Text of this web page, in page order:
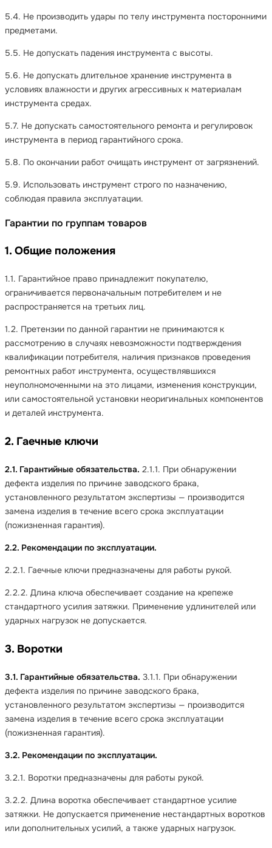
5.4. Не производить удары по телу инструмента посторонними
предметами.
5.5. Не допускать падения инструмента с высоты.
5.6. Не допускать длительное хранение инструмента в
условиях влажности и других агрессивных к материалам
инструмента средах.
5.7. Не допускать самостоятельного ремонта и регулировок
инструмента в период гарантийного срока.
5.8. По окончании работ очищать инструмент от загрязнений.
5.9. Использовать инструмент строго по назначению,
соблюдая правила эксплуатации.
Гарантии по группам товаров
1. Общие положения
1.1. Гарантийное право принадлежит покупателю,
ограничивается первоначальным потребителем и не
распространяется на третьих лиц.
1.2. Претензии по данной гарантии не принимаются к
рассмотрению в случаях невозможности подтверждения
квалификации потребителя, наличия признаков проведения
ремонтных работ инструмента, осуществлявшихся
неуполномоченными на это лицами, изменения конструкции,
или самостоятельной установки неоригинальных компонентов
и деталей инструмента.
2. Гаечные ключи
2.1. Гарантийные обязательства. 2.1.1. При обнаружении
дефекта изделия по причине заводского брака,
установленного результатом экспертизы — производится
замена изделия в течение всего срока эксплуатации
(пожизненная гарантия).
2.2. Рекомендации по эксплуатации.
2.2.1. Гаечные ключи предназначены для работы рукой.
2.2.2. Длина ключа обеспечивает создание на крепеже
стандартного усилия затяжки. Применение удлинителей или
ударных нагрузок не допускается.
3. Воротки
3.1. Гарантийные обязательства. 3.1.1. При обнаружении
дефекта изделия по причине заводского брака,
установленного результатом экспертизы — производится
замена изделия в течение всего срока эксплуатации
(пожизненная гарантия).
3.2. Рекомендации по эксплуатации.
3.2.1. Воротки предназначены для работы рукой.
3.2.2. Длина воротка обеспечивает стандартное усилие
затяжки. Не допускается применение нестандартных воротков
или дополнительных усилий, а также ударных нагрузок.